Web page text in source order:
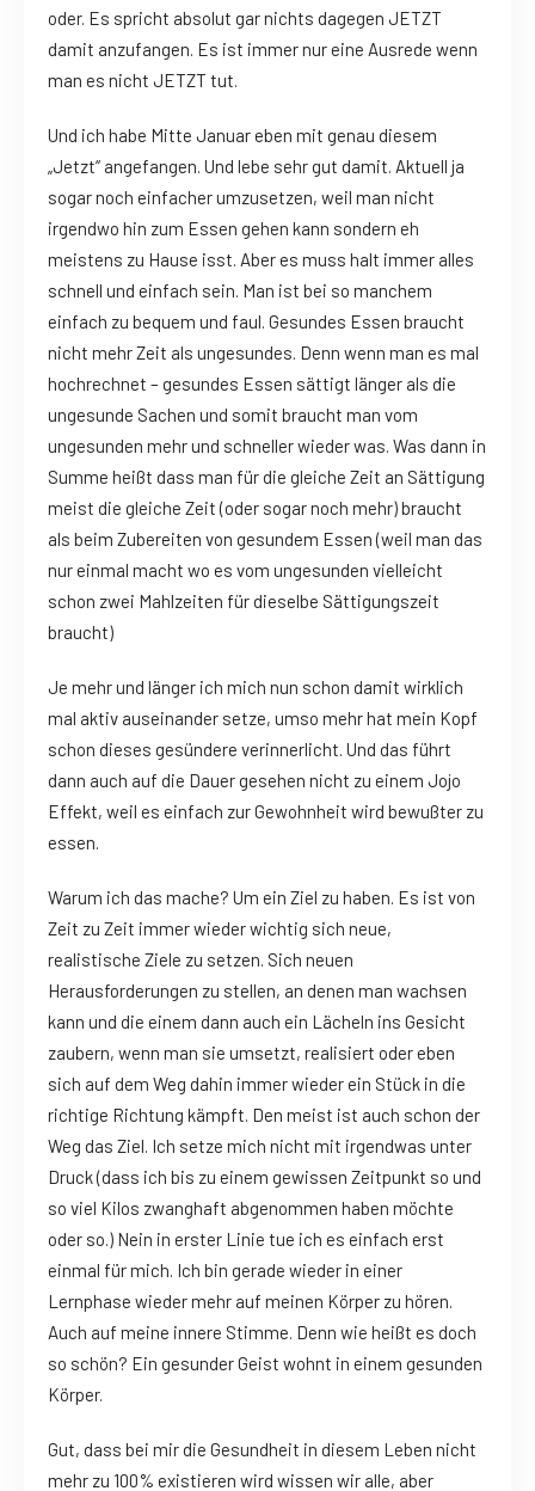
oder. Es spricht absolut gar nichts dagegen JETZT
damit anzufangen. Es ist immer nur eine Ausrede wenn
man es nicht JETZT tut.
Und ich habe Mitte Januar eben mit genau diesem
„Jetzt“ angefangen. Und lebe sehr gut damit. Aktuell ja
sogar noch einfacher umzusetzen, weil man nicht
irgendwo hin zum Essen gehen kann sondern eh
meistens zu Hause isst. Aber es muss halt immer alles
schnell und einfach sein. Man ist bei so manchem
einfach zu bequem und faul. Gesundes Essen braucht
nicht mehr Zeit als ungesundes. Denn wenn man es mal
hochrechnet – gesundes Essen sättigt länger als die
ungesunde Sachen und somit braucht man vom
ungesunden mehr und schneller wieder was. Was dann in
Summe heißt dass man für die gleiche Zeit an Sättigung
meist die gleiche Zeit (oder sogar noch mehr) braucht
als beim Zubereiten von gesundem Essen (weil man das
nur einmal macht wo es vom ungesunden vielleicht
schon zwei Mahlzeiten für dieselbe Sättigungszeit
braucht)
Je mehr und länger ich mich nun schon damit wirklich
mal aktiv auseinander setze, umso mehr hat mein Kopf
schon dieses gesündere verinnerlicht. Und das führt
dann auch auf die Dauer gesehen nicht zu einem Jojo
Effekt, weil es einfach zur Gewohnheit wird bewußter zu
essen.
Warum ich das mache? Um ein Ziel zu haben. Es ist von
Zeit zu Zeit immer wieder wichtig sich neue,
realistische Ziele zu setzen. Sich neuen
Herausforderungen zu stellen, an denen man wachsen
kann und die einem dann auch ein Lächeln ins Gesicht
zaubern, wenn man sie umsetzt, realisiert oder eben
sich auf dem Weg dahin immer wieder ein Stück in die
richtige Richtung kämpft. Den meist ist auch schon der
Weg das Ziel. Ich setze mich nicht mit irgendwas unter
Druck (dass ich bis zu einem gewissen Zeitpunkt so und
so viel Kilos zwanghaft abgenommen haben möchte
oder so.) Nein in erster Linie tue ich es einfach erst
einmal für mich. Ich bin gerade wieder in einer
Lernphase wieder mehr auf meinen Körper zu hören.
Auch auf meine innere Stimme. Denn wie heißt es doch
so schön? Ein gesunder Geist wohnt in einem gesunden
Körper.
Gut, dass bei mir die Gesundheit in diesem Leben nicht
mehr zu 100% existieren wird wissen wir alle, aber